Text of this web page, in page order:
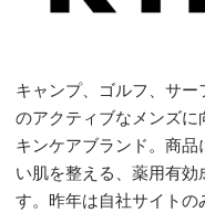
キャンプ、ゴルフ、サ
のアクティブなメンズ
キンケアブランド。商
い肌を整える、薬用有
す。昨年は自社サイト